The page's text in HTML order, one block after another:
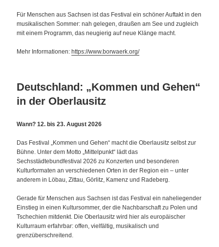
Für Menschen aus Sachsen ist das Festival ein schöner Auftakt in den
musikalischen Sommer: nah gelegen, draußen am See und zugleich
mit einem Programm, das neugierig auf neue Klänge macht.
Mehr Informationen: https://www.borwaerk.org/
Deutschland: „Kommen und Gehen“
in der Oberlausitz
Wann? 12. bis 23. August 2026
Das Festival „Kommen und Gehen“ macht die Oberlausitz selbst zur
Bühne. Unter dem Motto „Mittelpunkt“ lädt das
Sechsstädtebundfestival 2026 zu Konzerten und besonderen
Kulturformaten an verschiedenen Orten in der Region ein – unter
anderem in Löbau, Zittau, Görlitz, Kamenz und Radeberg.
Gerade für Menschen aus Sachsen ist das Festival ein naheliegender
Einstieg in einen Kultursommer, der die Nachbarschaft zu Polen und
Tschechien mitdenkt. Die Oberlausitz wird hier als europäischer
Kulturraum erfahrbar: offen, vielfältig, musikalisch und
grenzüberschreitend.